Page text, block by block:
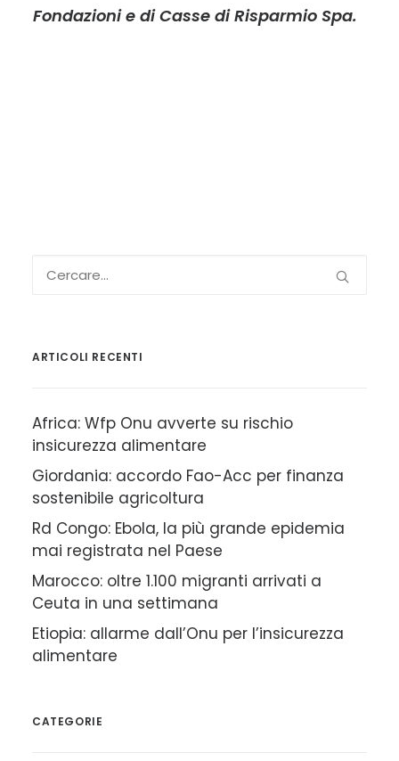
Fondazioni e di Casse di Risparmio Spa.
ARTICOLI RECENTI
Africa: Wfp Onu avverte su rischio
insicurezza alimentare
Giordania: accordo Fao-Acc per finanza
sostenibile agricoltura
Rd Congo: Ebola, la più grande epidemia
mai registrata nel Paese
Marocco: oltre 1.100 migranti arrivati a
Ceuta in una settimana
Etiopia: allarme dall’Onu per l’insicurezza
alimentare
CATEGORIE